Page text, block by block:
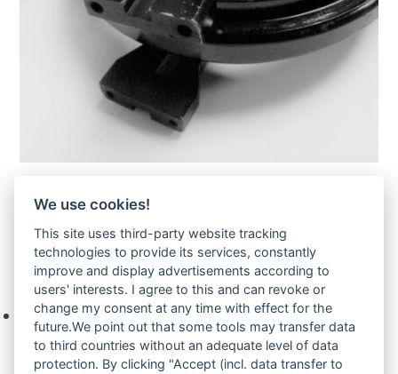
Ihre Anfrage
Keine Produkte in der Anfrageliste.
We use cookies!
This site uses third-party website tracking
technologies to provide its services, constantly
improve and display advertisements according to
users' interests. I agree to this and can revoke or
change my consent at any time with effect for the
future.We point out that some tools may transfer data
to third countries without an adequate level of data
protection. By clicking "Accept (incl. data transfer to